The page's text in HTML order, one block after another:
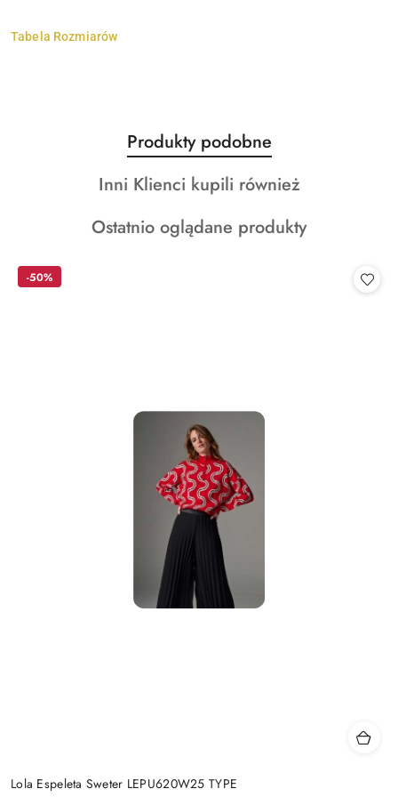
Tabela Rozmiarów
Pomiń karuzelę produktów
Produkty
o
statusie:
Produkty podobne
Produkty
statusie:
Inni Klienci kupili również
Produkty
Ostatnio oglądane produkty
Lola Espeleta Sweter LEPU620W25 TYPE
-50%